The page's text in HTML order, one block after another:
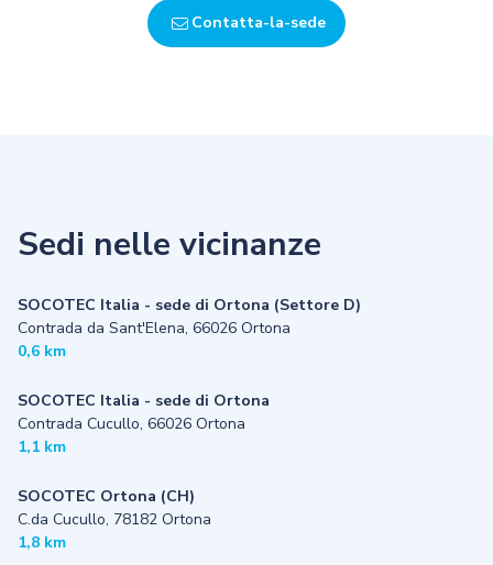
Contatta-la-sede
Sedi nelle vicinanze
SOCOTEC Italia - sede di Ortona (Settore D)
Contrada da Sant'Elena, 66026 Ortona
0,6 km
SOCOTEC Italia - sede di Ortona
Contrada Cucullo, 66026 Ortona
1,1 km
SOCOTEC Ortona (CH)
C.da Cucullo, 78182 Ortona
1,8 km